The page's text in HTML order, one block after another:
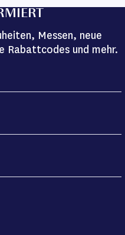
Messen, neue
Rabattcodes und mehr.